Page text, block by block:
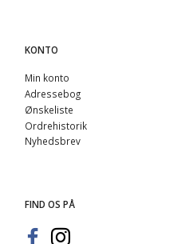
KONTO
Min konto
Adressebog
Ønskeliste
Ordrehistorik
Nyhedsbrev
FIND OS PÅ